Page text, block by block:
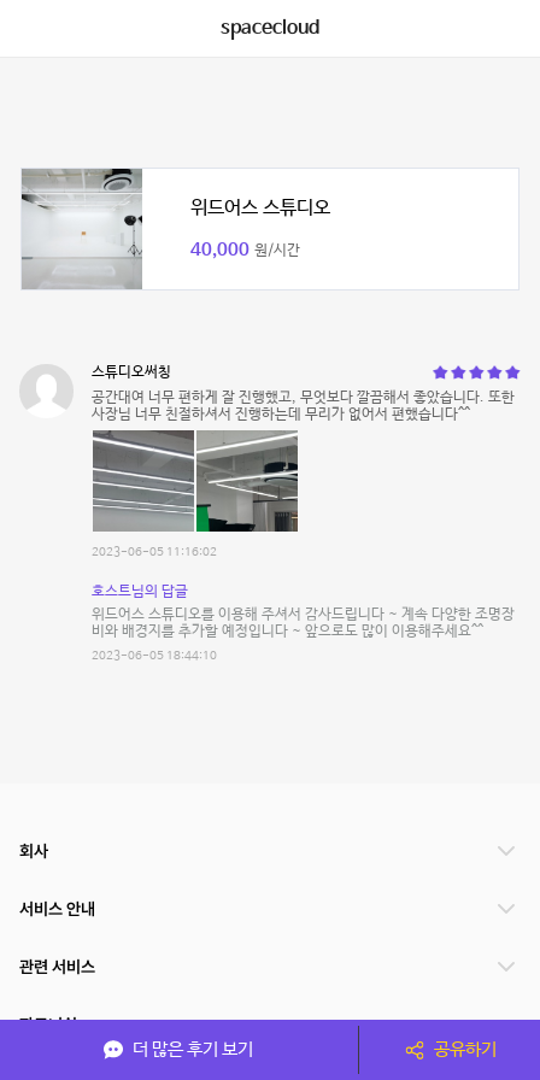
spacecloud
위드어스 스튜디오
40,000 원/시간
스튜디오써칭
공간대여 너무 편하게 잘 진행했고, 무엇보다 깔끔해서 좋았습니다. 또한
사장님 너무 친절하셔서 진행하는데 무리가 없어서 편했습니다^^
2023-06-05 11:16:02
호스트님의 답글
위드어스 스튜디오를 이용해 주셔서 감사드립니다 ~ 계속 다양한 조명장
비와 배경지를 추가할 예정입니다 ~ 앞으로도 많이 이용해주세요^^
2023-06-05 18:44:10
더 많은 후기 보기 공유하기
회사
서비스 안내
관련 서비스
파트너쉽